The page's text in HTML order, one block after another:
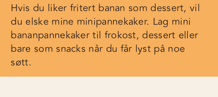
Hvis du liker fritert banan som dessert, vil
du elske mine minipannekaker. Lag mini
bananpannekaker til frokost, dessert eller
bare som snacks når du får lyst på noe
søtt.